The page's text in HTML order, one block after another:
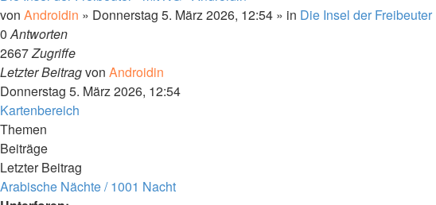
von Androidin » Donnerstag 5. März 2026, 12:54 » in Die Insel der Freibeuter
0Antworten
2667Zugriffe
Letzter Beitragvon Androidin
Donnerstag 5. März 2026, 12:54
Kartenbereich
Themen
Beiträge
Letzter Beitrag
Arabische Nächte / 1001 Nacht